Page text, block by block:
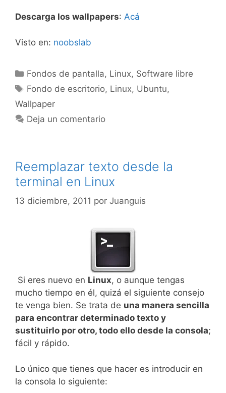
Descarga los wallpapers: Acá
Visto en: noobslab
Categorías
Fondos de pantalla, Linux, Software libre
Etiquetas
Fondo de escritorio, Linux, Ubuntu,
Wallpaper
Deja un comentario
Reemplazar texto desde la
terminal en Linux
13 diciembre, 2011 por Juanguis
Si eres nuevo en Linux, o aunque tengas
mucho tiempo en él, quizá el siguiente consejo
te venga bien. Se trata de una manera sencilla
para encontrar determinado texto y
sustituirlo por otro, todo ello desde la consola;
fácil y rápido.
Lo único que tienes que hacer es introducir en
la consola lo siguiente: